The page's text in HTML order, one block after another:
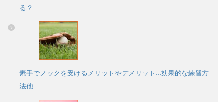
る？
素手でノックを受けるメリットやデメリット…効果的な練習方
法他